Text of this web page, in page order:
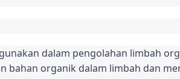
dalam pengolahan limbah
bahan organik dalam limbah dan